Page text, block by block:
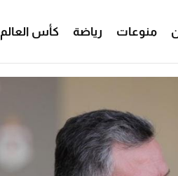
منوعات رياضة كأس العالم